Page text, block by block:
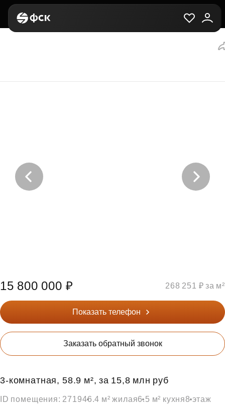
3-комнатная, 58.9
15 800 000 ₽ 268 251 ₽ за м²
Показать телефон
Заказать обратный звонок
3‑комнатная, 58.9 м², за 15,8 млн руб
ID помещения: 271946.4 м² жилая6.5 м² кухня8 этаж